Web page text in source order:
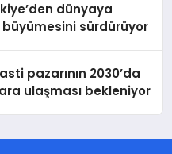
dünyaya
sürdürüyor
pazarının 2030’da
ulaşması bekleniyor